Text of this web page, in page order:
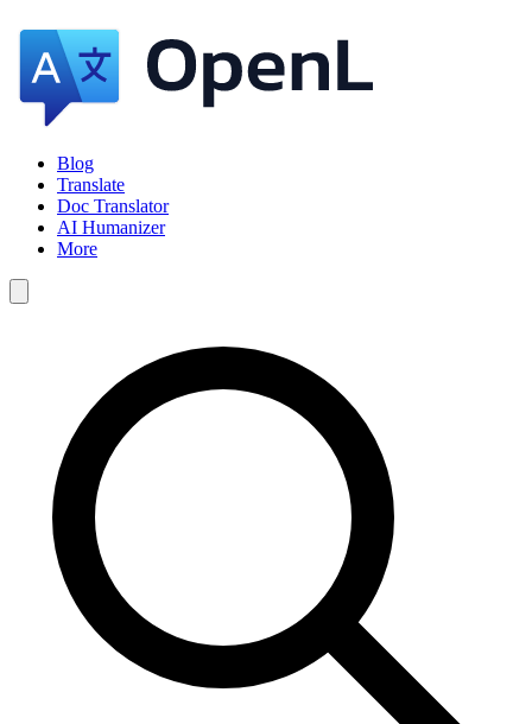
Blog
Translate
Doc Translator
AI Humanizer
More